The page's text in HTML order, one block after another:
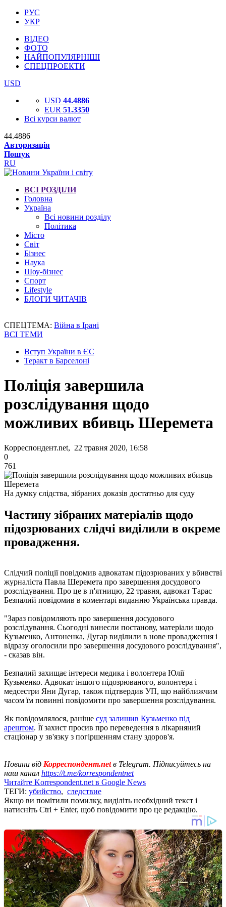
РУС
УКР
ВІДЕО
ФОТО
НАЙПОПУЛЯРНІШІ
СПЕЦПРОЕКТИ
USD
USD 44.4886
EUR 51.3350
Всі курси валют
44.4886
Авторизація
Пошук
RU
ВСІ РОЗДІЛИ
Головна
Україна
Всі новини розділу
Політика
Місто
Світ
Бізнес
Наука
Шоу-бізнес
Спорт
Lifestyle
БЛОГИ ЧИТАЧІВ
СПЕЦТЕМА: Війна в Ірані
ВСІ ТЕМИ
Вступ України в ЄС
Теракт в Барселоні
Поліція завершила
розслідування щодо
можливих вбивць Шеремета
Корреспондент.net, 22 травня 2020, 16:58
0
761
На думку слідства, зібраних доказів достатньо для суду
Частину зібраних матеріалів щодо
підозрюваних слідчі виділили в окреме
провадження.
Слідчий поліції повідомив адвокатам підозрюваних у вбивстві
журналіста Павла Шеремета про завершення досудового
розслідування. Про це в п'ятницю, 22 травня, адвокат Тарас
Безпалий повідомив в коментарі виданню Українська правда.
"Зараз повідомляють про завершення досудового
розслідування. Сьогодні винесли постанову, матеріали щодо
Кузьменко, Антоненка, Дугар виділили в нове провадження і
відразу оголосили про завершення досудового розслідування",
- сказав він.
Безпалий захищає інтереси медика і волонтера Юлії
Кузьменко. Адвокат іншого підозрюваного, волонтера і
медсестри Яни Дугар, також підтвердив УП, що найближчим
часом їм повинні повідомити про завершення розслідування.
Як повідомлялося, раніше суд залишив Кузьменко під
арештом. Її захист просив про переведення в лікарняний
стаціонар у зв'язку з погіршенням стану здоров'я.
Новини від Корреспондент.netв Telegram. Підписуйтесь на
наш канал https://t.me/korrespondentnet
Читайте Korrespondent.net в Google News
ТЕГИ: убийство, следствие
Якщо ви помітили помилку, виділіть необхідний текст і
натисніть Ctrl + Enter, щоб повідомити про це редакцію.